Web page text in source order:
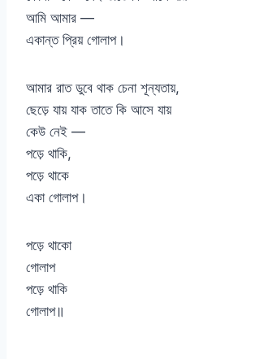
আমি আমার —
একান্ত প্রিয় গোলাপ।
আমার রাত ডুবে থাক চেনা শূন্যতায়,
ছেড়ে যায় যাক তাতে কি আসে যায়
কেউ নেই —
পড়ে থাকি,
পড়ে থাকে
একা গোলাপ।
পড়ে থাকো
গোলাপ
পড়ে থাকি
গোলাপ॥